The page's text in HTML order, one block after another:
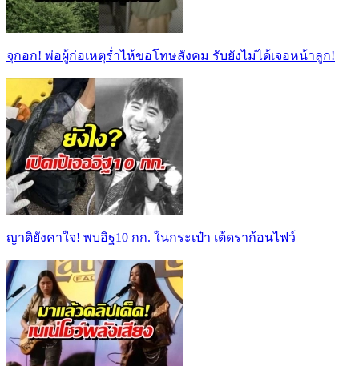
จุกอก! พ่อผู้ก่อเหตุร่ำไห้ขอโทษสังคม รับยังไม่ได้เจอหน้าลูก!
ญาติยังคาใจ! พบอิฐ10 กก. ในกระเป๋า เต้ดราก้อนไฟว์